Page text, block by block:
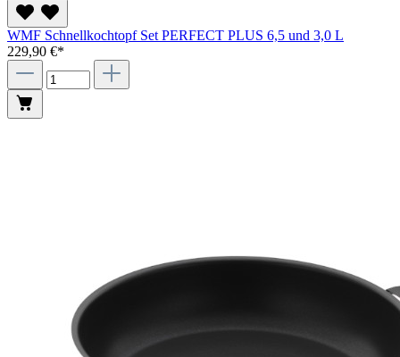
WMF Schnellkochtopf Set PERFECT PLUS 6,5 und 3,0 L
229,90 €*